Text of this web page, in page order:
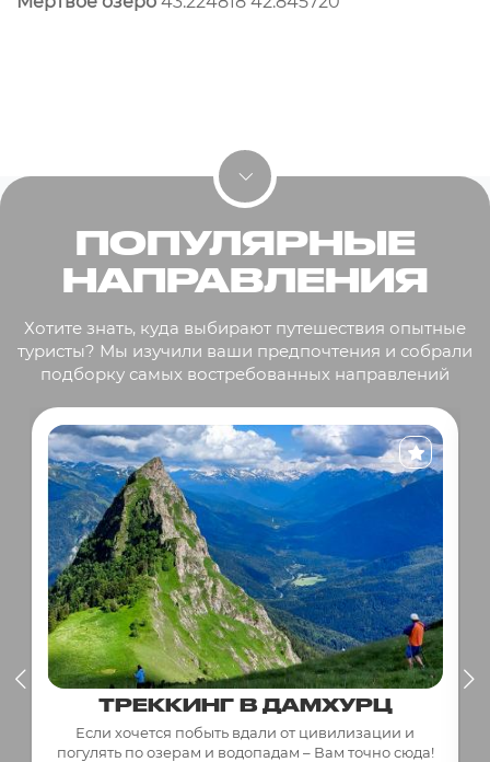
ПОПУЛЯРНЫЕ
НАПРАВЛЕНИЯ
Хотите знать, куда выбирают путешествия опытные
туристы? Мы изучили ваши предпочтения и собрали
подборку самых востребованных направлений
ТРЕККИНГ В ДАМХУРЦ
Если хочется побыть вдали от цивилизации и
погулять по озерам и водопадам – Вам точно сюда!